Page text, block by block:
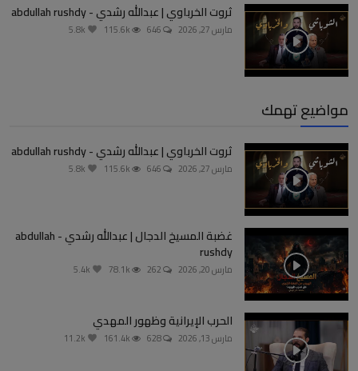
ثروت الخرباوي | عبدالله رشدي - abdullah rushdy
مارس 27, 2026
مواضيع تهمك
ثروت الخرباوي | عبدالله رشدي - abdullah rushdy
مارس 27, 2026
غضبة المسيخ الدجال | عبدالله رشدي - abdullah
rushdy
مارس 20, 2026
الحرب الإيرانية وظهور المهدي
مارس 13, 2026